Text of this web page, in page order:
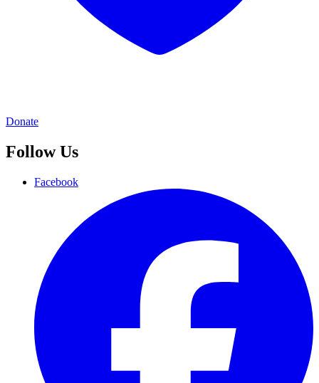
Donate
Follow Us
Facebook